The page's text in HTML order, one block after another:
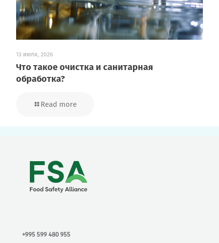
13 июля, 2026
Что такое очистка и санитарная
обработка?
Read more
+995 599 480 955